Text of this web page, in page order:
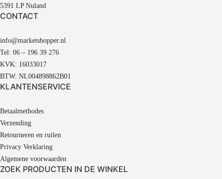
5391 LP Nuland
CONTACT
info@marketshopper.nl
Tel: 06 – 196 39 276
KVK: 16033017
BTW: NL004898862B01
KLANTENSERVICE
Betaalmethodes
Verzending
Retourneren en ruilen
Privacy Verklaring
Algemene voorwaarden
ZOEK PRODUCTEN IN DE WINKEL